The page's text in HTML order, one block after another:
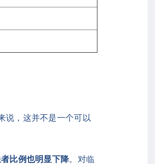
说，这并不是一个可以
比例也明显下降。对临